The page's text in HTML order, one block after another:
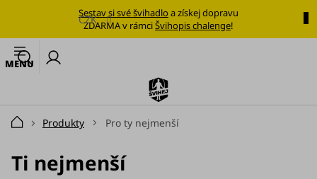
Sestav si své švihadlo a získej dopravu
ZDARMA v rámciŠvihopis chalenge!
CZK
🔥
Nejoblíbenější
Švihadla
sady
Domů Produkty Pro ty nejmenší
Ti nejmenší